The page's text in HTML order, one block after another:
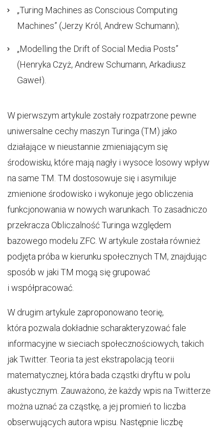
„Turing Machines as Conscious Computing
Machines” (Jerzy Król, Andrew Schumann);
„Modelling the Drift of Social Media Posts”
(Henryka Czyż, Andrew Schumann, Arkadiusz
Gaweł).
W pierwszym artykule zostały rozpatrzone pewne
uniwersalne cechy maszyn Turinga (TM) jako
działające w nieustannie zmieniającym się
środowisku, które mają nagły i wysoce losowy wpływ
na same TM. TM dostosowuje się i asymiluje
zmienione środowisko i wykonuje jego obliczenia
funkcjonowania w nowych warunkach. To zasadniczo
przekracza Obliczalność Turinga względem
bazowego modelu ZFC. W artykule została również
podjęta próba w kierunku społecznych TM, znajdując
sposób w jaki TM mogą się grupować
i współpracować.
W drugim artykule zaproponowano teorię,
która pozwala dokładnie scharakteryzować fale
informacyjne w sieciach społecznościowych, takich
jak Twitter. Teoria ta jest ekstrapolacją teorii
matematycznej, która bada cząstki dryftu w polu
akustycznym. Zauważono, że każdy wpis na Twitterze
można uznać za cząstkę, a jej promień to liczba
obserwujących autora wpisu. Następnie liczbę